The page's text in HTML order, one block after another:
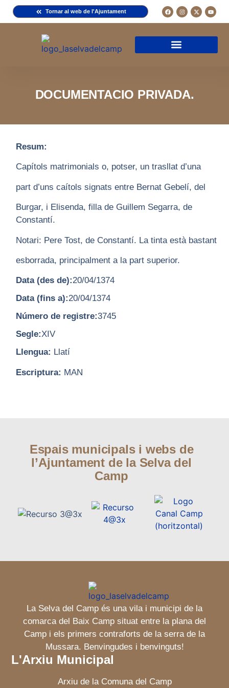
Tornar al web de l'Ajuntament
DOCUMENTACIO PRIVADA.
Resum:
Capítols matrimonials o, potser, un trasllat d’una
part d’uns caítols signats entre Bernat Gebelí, del
Burgar, i Elisenda, filla de Guillem Segarra, de
Constantí.
Notari: Pere Tost, de Constantí. La tinta està bastant
esborrada, principalment a la part superior.
Data (des de):20/04/1374
Data (fins a):20/04/1374
Número de registre:3745
Segle:XIV
Llengua: Llatí
Escriptura: MAN
Espais municipals i webs de
l’Ajuntament de la Selva del
Camp
La Selva del Camp és una vila i municipi de la
comarca del Baix Camp situat entre la plana del
Camp i els primers contraforts de la serra de la
Mussara. Benvingudes i benvinguts!
L'Arxiu Municipal
Arxiu de la Comuna del Camp